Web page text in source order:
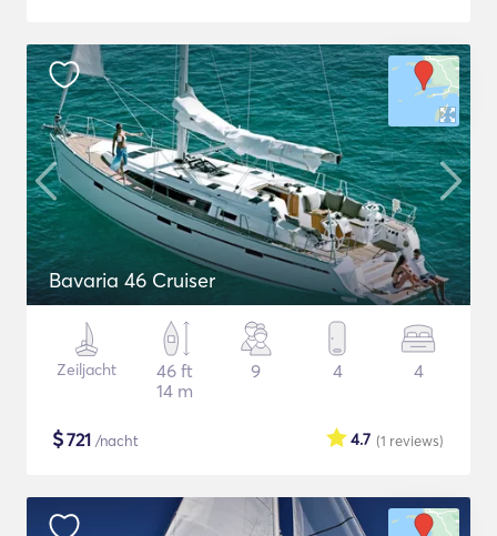
Bavaria 46 Cruiser
Zeiljacht
46 ft
14 m
9 4 4
$721 /nacht (1 reviews)
4.7